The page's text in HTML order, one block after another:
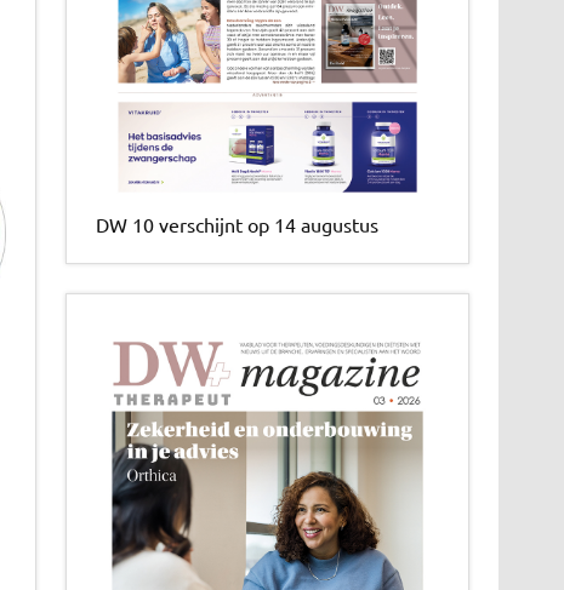
DW 10 verschijnt op 14 augustus